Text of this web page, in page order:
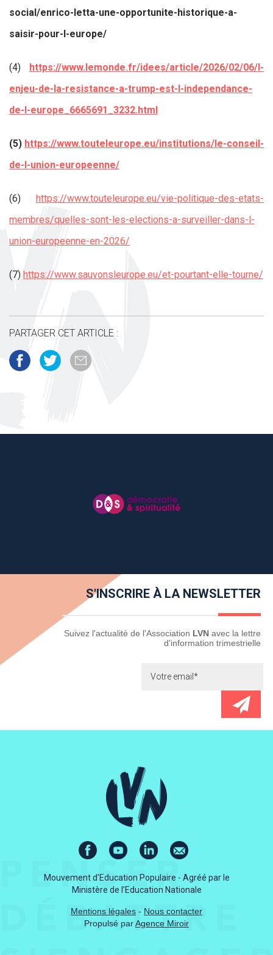
social/enrico-letta-une-opportunite-historique-a-
saisir-pour-l-europe/
(4)
https://www.lemonde.fr/idees/article/2026/02/06/l-
enjeu-de-la-resistance-a-trump-est-l-independance-
de-l-europe_6665691_3232.html
(5) https://www.touteleurope.eu/institutions/le-conseil-
de-l-union-europeenne/
(6) https://www.touteleurope.eu/vie-politique-des-etats-
membres/quelles-sont-les-elections-a-surveiller-dans-l-
union-europeenne-en-2026/
(7) https://www.sauvonsleurope.eu/et-pourtant-elle-tourne/
PARTAGER CET ARTICLE :
S'INSCRIRE À LA NEWSLETTER
Newsletter Suivez l'actualité de l'Association LVN avec la lettre
d'information trimestrielle
Mouvement d'Education Populaire - Agréé par le
Ministère de l’Education Nationale
Mentions légales - Nous contacter
Propulsé parAgence Miroir